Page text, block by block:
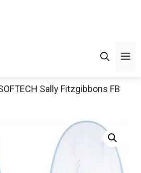
Sally Fitzgibbons FB